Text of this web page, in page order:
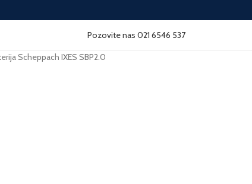
Pozovite nas 021 6546 537
Scheppach IXES SBP2.0